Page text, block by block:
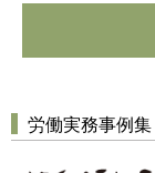
労働実務事例集